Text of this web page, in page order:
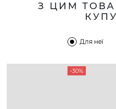
З ЦИМ
Для неї
-30%